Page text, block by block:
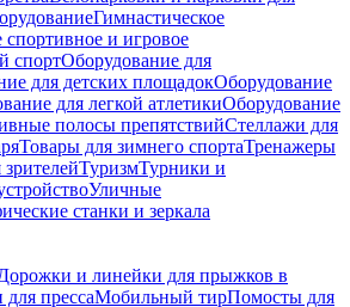
Гимнастическое
спортивное и игровое
спортОборудование для
для детских площадокОборудование
для легкой атлетикиОборудование
полосы препятствийСтеллажи для
Товары для зимнего спортаТренажеры
ТуризмТурники и
Уличные
станки и зеркала
и линейки для прыжков в
прессаМобильный тирПомосты для